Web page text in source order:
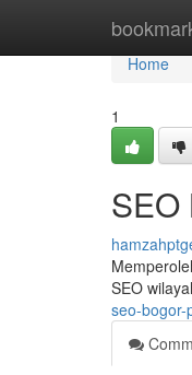
Home
Home
1
SEO
SEO
seo-bogor-